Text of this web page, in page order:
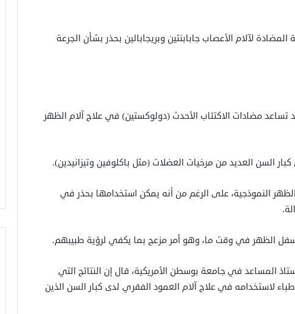
لآلام الأعصاب جابابنتين وبريجابالين بحذر بشأن الجرعة
تساعد مضادات الاكتئاب الأحدث (دولوكستين) في علاج آلام الظهر
السن العديد من مرخيات العضلات (مثل باكلوفين وتيزانيدين).
الظهر النموذجية، على الرغم من أنه يمكن استخدامها بحذر في
الظهر في وقت ما، وهو أمر مزعج بما يكفي لرؤية طبيبهم.
المساعد في جامعة بوسطن الأمريكية، قال إن النتائج التي
لاستخدامه في علاج آلام العمود الفقري لدى كبار السن الذين